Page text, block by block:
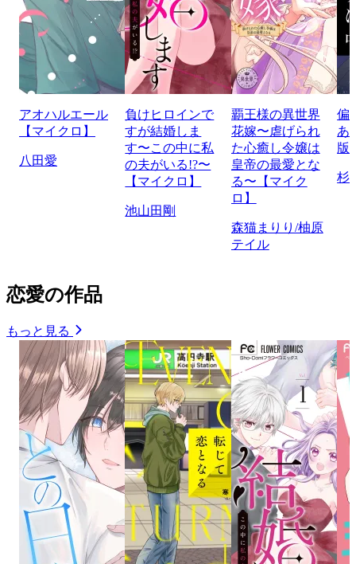
アオハルエール
【マイクロ】
八田愛
負けヒロインで
すが結婚しま
す〜この中に私
の夫がいる!?〜
【マイクロ】
池山田剛
覇王様の異世界
花嫁〜虐げられ
た心癒し令嬢は
皇帝の最愛とな
る〜【マイク
ロ】
森猫まりり/柚原
テイル
偏
あ
版
杉
恋愛の作品
もっと見る